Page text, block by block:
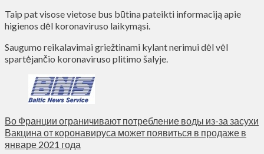
Taip pat visose vietose bus būtina pateikti informaciją apie
higienos dėl koronaviruso laikymąsi.
Saugumo reikalavimai griežtinami kylant nerimui dėl vėl
spartėjančio koronaviruso plitimo šalyje.
Во Франции ограничивают потребление воды из-за засухи
Вакцина от коронавируса может появиться в продаже в
январе 2021 года